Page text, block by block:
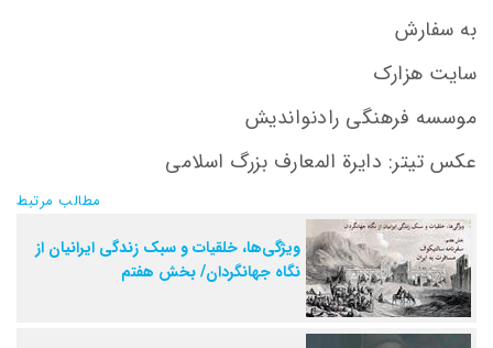
به سفارش
سایت هزارک
موسسه فرهنگی رادنواندیش
عکس تیتر: دایرة المعارف بزرگ اسلامی
مطالب مرتبط
ویژگی‌ها، خلقیات و سبک زندگی ایرانیان از
نگاه جهانگردان/ بخش هفتم